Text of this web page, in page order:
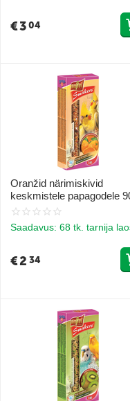
€304
Oranžid närimiskivid
keskmistele papagodele
Vitapol STANDARD
Saadavus: 68 tk. tarnija
€2 34